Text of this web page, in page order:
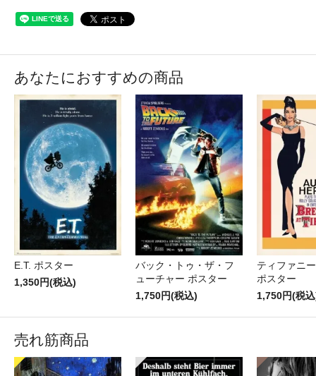
あなたにおすすめの商品
E.T. ポスター
1,350円(税込)
バック・トゥ・ザ・フ
ューチャー ポスター
1,750円(税込)
ティファニ
ポスター
1,750円(税
売れ筋商品